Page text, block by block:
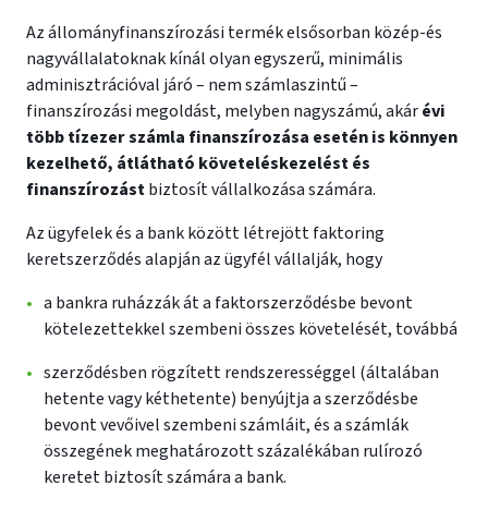
Az állományfinanszírozási termék elsősorban közép-és
nagyvállalatoknak kínál olyan egyszerű, minimális
adminisztrációval járó – nem számlaszintű –
finanszírozási megoldást, melyben nagyszámú, akárévi
több tízezer számla finanszírozása esetén is könnyen
kezelhető, átlátható követeléskezelést és
finanszírozástbiztosít vállalkozása számára.
Az ügyfelek és a bank között létrejött faktoring
keretszerződés alapján az ügyfél vállalják, hogy
a bankra ruházzák át a faktorszerződésbe bevont
kötelezettekkel szembeni összes követelését, továbbá
szerződésben rögzített rendszerességgel (általában
hetente vagy kéthetente) benyújtja a szerződésbe
bevont vevőivel szembeni számláit, és a számlák
összegének meghatározott százalékában rulírozó
keretet biztosít számára a bank.